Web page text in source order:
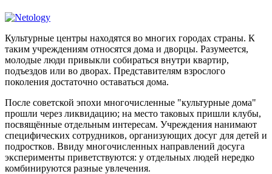
Культурные центры находятся во многих городах страны. К
таким учреждениям относятся дома и дворцы. Разумеется,
молодые люди привыкли собираться внутри квартир,
подъездов или во дворах. Представителям взрослого
поколения достаточно оставаться дома.
После советской эпохи многочисленные "культурные дома"
прошли через ликвидацию; на место таковых пришли клубы,
посвящённые отдельным интересам. Учреждения нанимают
специфических сотрудников, организующих досуг для детей и
подростков. Ввиду многочисленных направлений досуга
эксперименты приветствуются: у отдельных людей нередко
комбинируются разные увлечения.